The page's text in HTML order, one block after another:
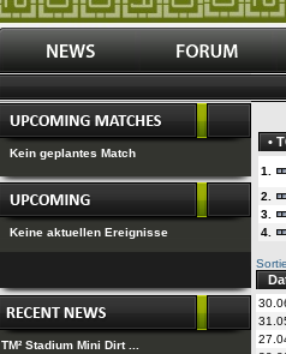
Kein geplantes Match
Keine aktuellen Ereignisse
TM² Stadium Mini Dirt ...
•
1.
2.
3.
4.